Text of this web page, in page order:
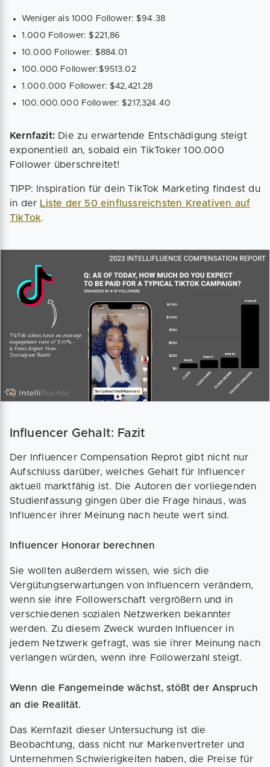
Weniger als 1000 Follower: $94.38
1.000 Follower: $221,86
10.000 Follower: $884.01
100.000 Follower:$9513.02
1.000.000 Follower: $42,421.28
100.000.000 Follower: $217,324.40
Kernfazit: Die zu erwartende Entschädigung steigt
exponentiell an, sobald ein TikToker 100.000
Follower überschreitet!
TIPP: Inspiration für dein TikTok Marketing findest du
in der Liste der 50 einflussreichsten Kreativen auf
TikTok.
Influencer Gehalt: Fazit
Der Influencer Compensation Reprot gibt nicht nur
Aufschluss darüber, welches Gehalt für Influencer
aktuell marktfähig ist. Die Autoren der vorliegenden
Studienfassung gingen über die Frage hinaus, was
Influencer ihrer Meinung nach heute wert sind.
Influencer Honorar berechnen
Sie wollten außerdem wissen, wie sich die
Vergütungserwartungen von Influencern verändern,
wenn sie ihre Followerschaft vergrößern und in
verschiedenen sozialen Netzwerken bekannter
werden. Zu diesem Zweck wurden Influencer in
jedem Netzwerk gefragt, was sie ihrer Meinung nach
verlangen würden, wenn ihre Followerzahl steigt.
Wenn die Fangemeinde wächst, stößt der Anspruch
an die Realität.
Das Kernfazit dieser Untersuchung ist die
Beobachtung, dass nicht nur Markenvertreter und
Unternehmen Schwierigkeiten haben, die Preise für